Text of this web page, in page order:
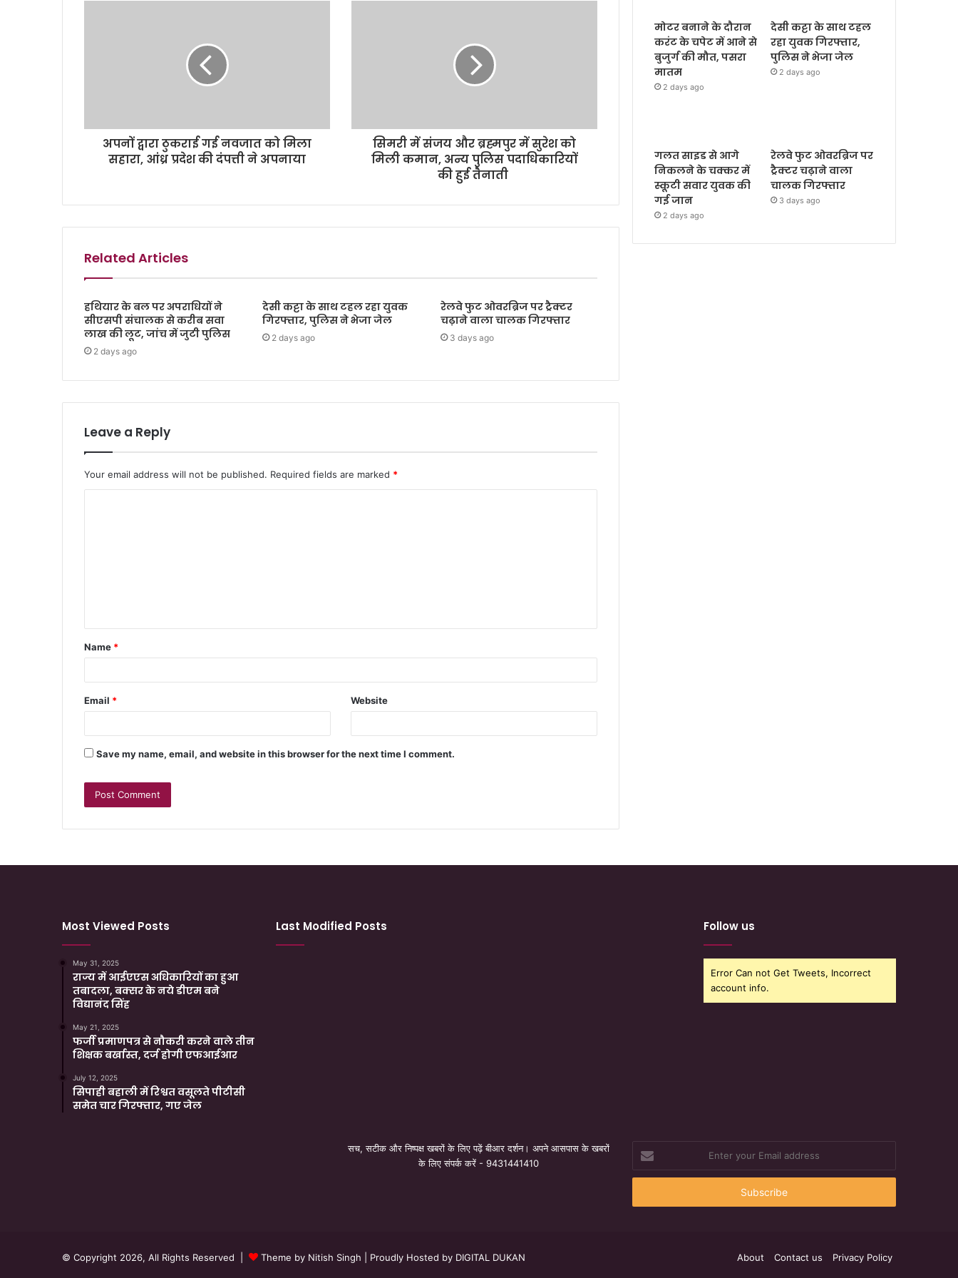
अपनों द्वारा ठुकराई गई नवजात को मिला
सहारा, आंध्र प्रदेश की दंपत्ती ने अपनाया
सिमरी में संजय और ब्रह्मपुर में सुरेश को
मिली कमान, अन्य पुलिस पदाधिकारियों
की हुई तैनाती
Related Articles
हथियार के बल पर अपराधियों ने
सीएसपी संचालक से करीब सवा
लाख की लूट, जांच में जुटी पुलिस
2 days ago
देसी कट्टा के साथ टहल रहा युवक
गिरफ्तार, पुलिस ने भेजा जेल
2 days ago
रेलवे फुट ओवरब्रिज पर ट्रैक्टर
चढ़ाने वाला चालक गिरफ्तार
3 days ago
Leave a Reply
Your email address will not be published. Required fields are marked *
Name *
Email * Website
Save my name, email, and website in this browser for the next time I comment.
मोटर बनाने के दौरान
करंट के चपेट में आने से
बुजुर्ग की मौत, पसरा
मातम
2 days ago
देसी कट्टा के साथ टहल
रहा युवक गिरफ्तार,
पुलिस ने भेजा जेल
2 days ago
गलत साइड से आगे
निकलने के चक्कर में
स्कूटी सवार युवक की
गई जान
2 days ago
रेलवे फुट ओवरब्रिज पर
ट्रैक्टर चढ़ाने वाला
चालक गिरफ्तार
3 days ago
Most Viewed Posts
May 31, 2025
राज्य में आईएएस अधिकारियों का हुआ
तबादला, बक्सर के नये डीएम बने
विद्यानंद सिंह
May 21, 2025
फर्जी प्रमाणपत्र से नौकरी करने वाले तीन
शिक्षक बर्खास्त, दर्ज होगी एफआईआर
July 12, 2025
सिपाही बहाली में रिश्वत वसूलते पीटीसी
समेत चार गिरफ्तार, गए जेल
Last Modified Posts Follow us
Error Can not Get Tweets, Incorrect
account info.
सच, सटीक और निष्पक्ष खबरों के लिए पढ़ें बीआर दर्शन। अपने आसपास के खबरों
के लिए संपर्क करें - 9431441410
Enter
your
Email
© Copyright 2026, All Rights Reserved | Theme by Nitish Singh | Proudly Hosted by DIGITAL DUKAN About Contact us Privacy Policy